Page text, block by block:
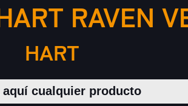
RAVEN
HART
Buscar productos